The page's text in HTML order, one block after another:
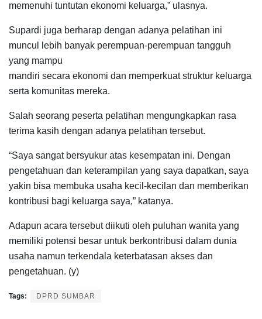
memenuhi tuntutan ekonomi keluarga,” ulasnya.
Supardi juga berharap dengan adanya pelatihan ini
muncul lebih banyak perempuan-perempuan tangguh
yang mampu
mandiri secara ekonomi dan memperkuat struktur keluarga
serta komunitas mereka.
Salah seorang peserta pelatihan mengungkapkan rasa
terima kasih dengan adanya pelatihan tersebut.
“Saya sangat bersyukur atas kesempatan ini. Dengan
pengetahuan dan keterampilan yang saya dapatkan, saya
yakin bisa membuka usaha kecil-kecilan dan memberikan
kontribusi bagi keluarga saya,” katanya.
Adapun acara tersebut diikuti oleh puluhan wanita yang
memiliki potensi besar untuk berkontribusi dalam dunia
usaha namun terkendala keterbatasan akses dan
pengetahuan. (y)
Tags: DPRD SUMBAR